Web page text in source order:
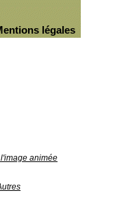
légales
animée